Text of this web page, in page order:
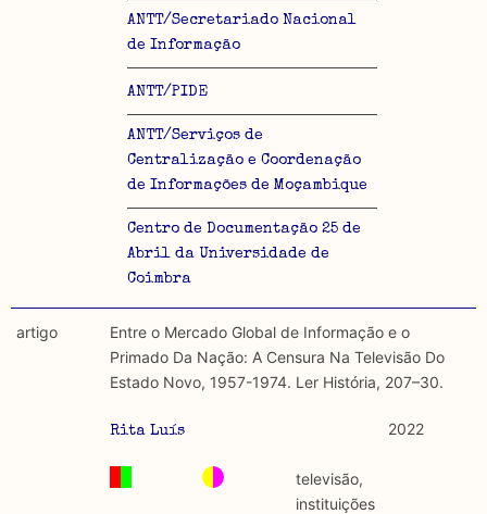
ANTT/Secretariado Nacional
de Informação
ANTT/PIDE
ANTT/Serviços de
Centralização e Coordenação
de Informações de Moçambique
Centro de Documentação 25 de
Abril da Universidade de
Coimbra
artigo
Entre o Mercado Global de Informação e o
Primado Da Nação: A Censura Na Televisão Do
Estado Novo, 1957-1974. Ler História, 207–30.
Rita Luís 2022
televisão,
instituições